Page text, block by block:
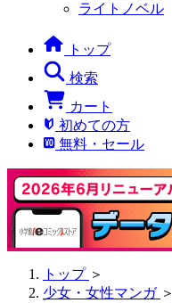
ライトノベル
トップ
検索
カート
初めての方
無料・セール
トップ ＞
少女・女性マンガ ＞